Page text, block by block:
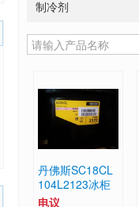
制冷剂
丹佛斯SC18CL
104L2123冰柜
压缩机 冷藏冷冻
电议